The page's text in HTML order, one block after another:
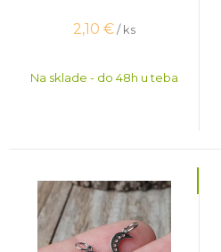
2,10 € / ks
Na sklade - do 48h u teba